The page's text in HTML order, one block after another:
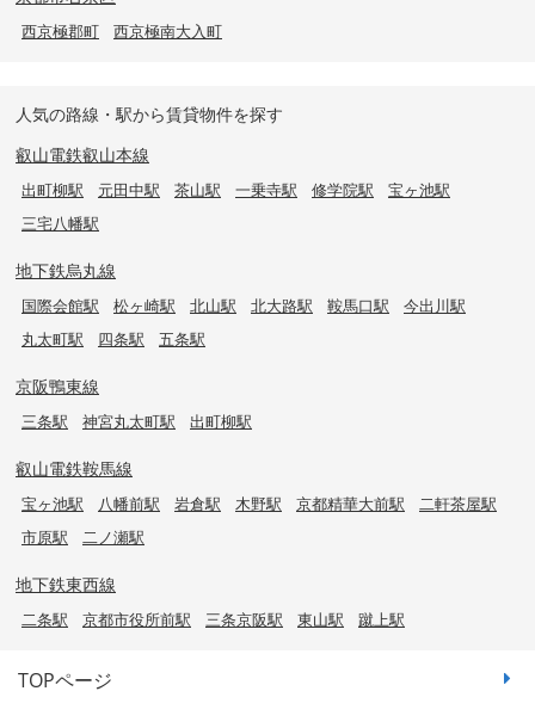
西京極郡町 西京極南大入町
人気の路線・駅から賃貸物件を探す
叡山電鉄叡山本線
出町柳駅 元田中駅 茶山駅 一乗寺駅 修学院駅
宝ヶ池駅
三宅八幡駅
地下鉄烏丸線
国際会館駅 松ヶ崎駅 北山駅 北大路駅 鞍馬口駅
今出川駅
丸太町駅
四条駅 五条駅
京阪鴨東線
三条駅 神宮丸太町駅 出町柳駅
叡山電鉄鞍馬線
宝ヶ池駅 八幡前駅 岩倉駅 木野駅 京都精華大前駅
二軒茶屋駅
市原駅
二ノ瀬駅
地下鉄東西線
二条駅 京都市役所前駅 三条京阪駅 東山駅 蹴上駅
TOPページ